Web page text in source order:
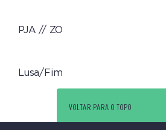
PJA // ZO
Lusa/Fim
VOLTAR PARA O TOPO